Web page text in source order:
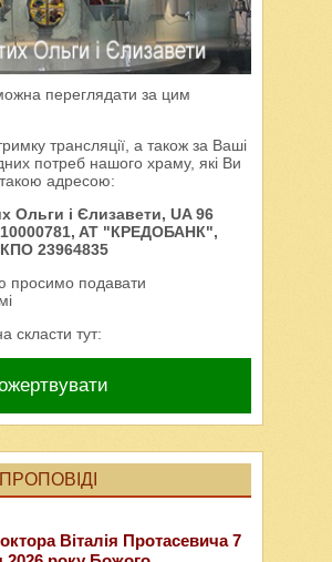
переглядати за цим
трансляції, а також за Ваші
потреб нашого храму, які Ви
адресою:
Ольги і Єлизавети, UA 96
AT "КРЕДОБАНК",
23964835
просимо подавати
скласти тут:
ПРОПОВІДІ
Віталія Протасевича 7